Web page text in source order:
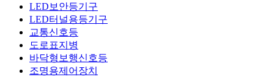
LED보안등기구
LED터널용등기구
교통신호등
도로표지병
바닥형보행신호등
조명용제어장치